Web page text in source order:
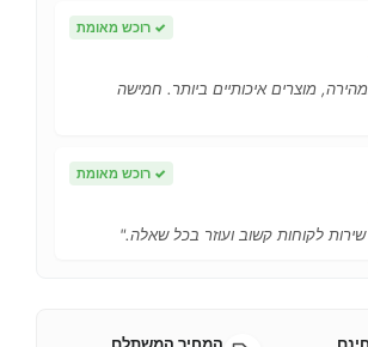
✓ רוכש מאומת
מוצרים איכותיים ביותר. חמישה
✓ רוכש מאומת
לקוחות קשוב ועוזר בכל שאלה."